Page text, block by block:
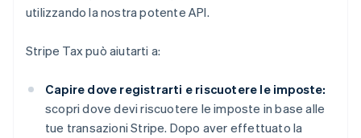
utilizzando la nostra potente API.
Stripe Tax può aiutarti a:
Capire dove registrarti e riscuotere le imposte:
scopri dove devi riscuotere le imposte in base alle
tue transazioni Stripe. Dopo aver effettuato la